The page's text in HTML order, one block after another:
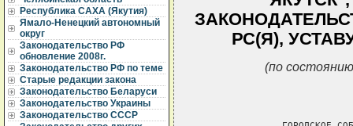
Республика САХА (Якутия)
Ямало-Ненецкий автономный
округ
Законодательство РФ
обновление 2008г.
Законодательство РФ по теме
Старые редакции закона
Законодательство Беларуси
Законодательство Украины
Законодательство СССР
РС(Я),
(по